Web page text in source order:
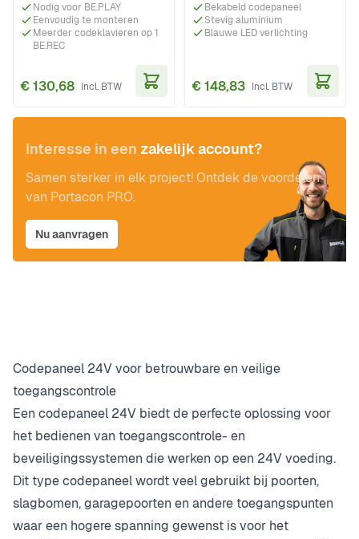
Nodig voor BE.PLAY
Eenvoudig te monteren
Meerder codeklavieren op 1
BE.REC
€ 130,68
Bekabeld codepaneel
Stevig aluminium
Blauwe LED verlichting
€ 148,83
Interesse in een zakelijk account?
Samen sterker in elk project! Ontdek de voordelen
van Portacon PRO.
Nu aanvragen
Codepaneel 24V voor betrouwbare en veilige
toegangscontrole
Een codepaneel 24V biedt de perfecte oplossing voor
het bedienen van toegangscontrole- en
beveiligingssystemen die werken op een 24V voeding.
Dit type codepaneel wordt veel gebruikt bij poorten,
slagbomen, garagepoorten en andere toegangspunten
waar een hogere spanning gewenst is voor het